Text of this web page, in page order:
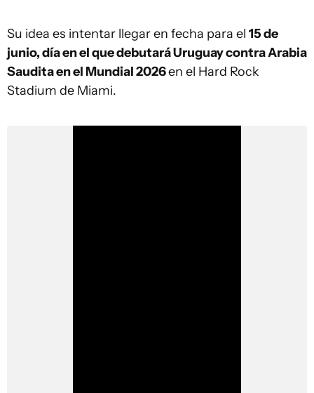
Su idea es intentar llegar en fecha para el 15 de
junio, día en el que debutará Uruguay contra Arabia
Saudita en el Mundial 2026en el Hard Rock
Stadium de Miami.